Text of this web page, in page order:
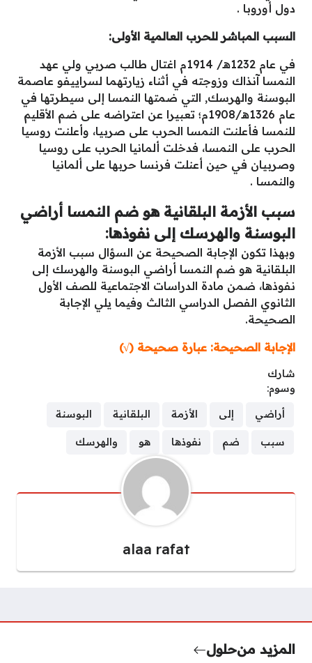
دول أوروبا .
السبب المباشر للحرب العالمية الأولى:
في عام 1232هـ/ 1914م اغتال طالب صربي ولي عهد
النمسا آنذاك وزوجته في أثناء زيارتهما لسراييفو عاصمة
البوسنة والهرسك, التي ضمتها النمسا إلى سيطرتها في
عام 1326هـ/1908م؛ تعبيرا عن اعتراضه على ضم الأقليم
للنمسا فأعلنت النمسا الحرب على صربيا، وأعلنت روسيا
الحرب على النمسا، فدخلت ألمانيا الحرب على روسيا
وصربيان في حين أعنلت فرنسا حربها على ألمانيا
والنمسا .
سبب الأزمة البلقانية هو ضم النمسا أراضي
البوسنة والهرسك إلى نفوذها:
وبهذا تكون الإجابة الصحيحة عن السؤال سبب الأزمة
البلقانية هو ضم النمسا أراضي البوسنة والهرسك إلى
نفوذها، ضمن مادة الدراسات الاجتماعية للصف الأول
الثانوي الفصل الدراسي الثالث وفيما يلي الإجابة
الصحيحة.
الإجابة الصحيحة: عبارة صحيحة (√)
شارك
وسوم:
أراضي إلى الأزمة البلقانية البوسنة
سبب ضم نفوذها هو والهرسك
alaa rafat
المزيد منحلول